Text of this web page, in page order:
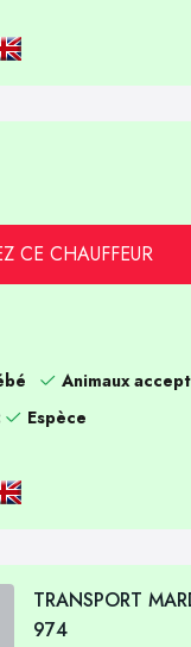
CE CHAUFFEUR
Animaux
Espèce
TRANSPORT
974